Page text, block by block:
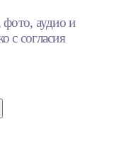
аудио и
с согласия